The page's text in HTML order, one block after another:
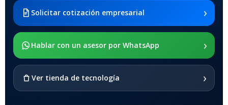
Galaxy Tab A8 10.5 2021 SM-
x205
SOPORTE DE APOYO
Solicitar cotización empresarial ›
Hablar con un asesor por WhatsApp ›
Ver tienda de tecnología ›